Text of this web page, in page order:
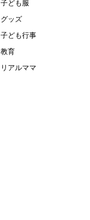
子ども服
グッズ
子ども行事
教育
リアルママ